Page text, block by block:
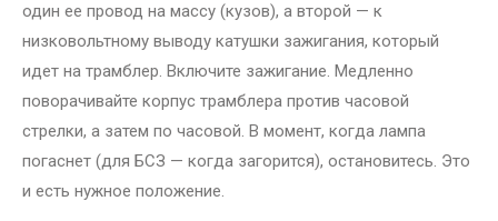
один ее провод на массу (кузов), а второй — к
низковольтному выводу катушки зажигания, который
идет на трамблер. Включите зажигание. Медленно
поворачивайте корпус трамблера против часовой
стрелки, а затем по часовой. В момент, когда лампа
погаснет (для БСЗ — когда загорится), остановитесь. Это
и есть нужное положение.